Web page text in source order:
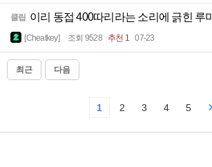
클립 이리 동접 400따리라는 소리에 긁힌 루미
[Cheatkey] 조회 9528 추천 1 07-23
최근 다음
1 2 3 4 5